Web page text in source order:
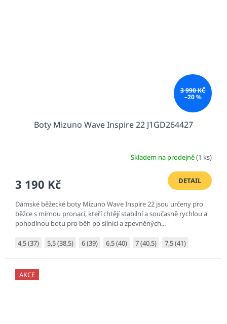
3 990 KČ
–20 %
Boty Mizuno Wave Inspire 22 J1GD264427
Skladem na prodejně(1 ks)
3 190 Kč DETAIL
Dámské běžecké boty Mizuno Wave Inspire 22 jsou určeny pro
běžce s mírnou pronací, kteří chtějí stabilní a současně rychlou a
pohodlnou botu pro běh po silnici a zpevněných...
4,5 (37) 5,5 (38,5) 6 (39) 6,5 (40) 7 (40,5) 7,5 (41)
AKCE